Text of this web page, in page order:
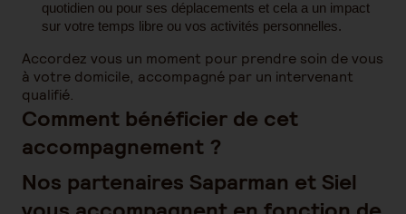
quotidien ou pour ses déplacements et cela a un impact
sur votre temps libre ou vos activités personnelles.
Accordez vous un moment pour prendre soin de vous
à votre domicile, accompagné par un intervenant
qualifié.
Comment bénéficier de cet
accompagnement ?
Nos partenaires Saparman et Siel